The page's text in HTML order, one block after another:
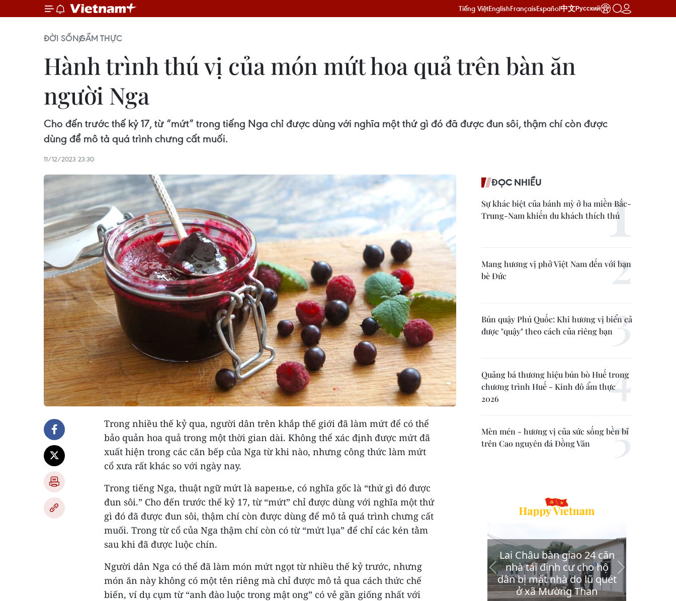
Tiếng ViệtEnglishFrançaisEspañol中文Русский
ĐỜI SỐNGẨM THỰC
Hành trình thú vị của món mứt hoa quả trên bàn ăn
người Nga
Cho đến trước thế kỷ 17, từ “mứt” trong tiếng Nga chỉ được dùng với nghĩa một thứ gì đó đã được đun sôi, thậm chí còn được
dùng để mô tả quá trình chưng cất muối.
11/12/2023 23:30
Trong nhiều thế kỷ qua, người dân trên khắp thế giới đã làm mứt để có thể
bảo quản hoa quả trong một thời gian dài. Không thể xác định được mứt đã
xuất hiện trong các căn bếp của Nga từ khi nào, nhưng công thức làm mứt
cổ xưa rất khác so với ngày nay.
Trong tiếng Nga, thuật ngữ mứt là варенье, có nghĩa gốc là “thứ gì đó được
đun sôi.” Cho đến trước thế kỷ 17, từ “mứt” chỉ được dùng với nghĩa một thứ
gì đó đã được đun sôi, thậm chí còn được dùng để mô tả quá trình chưng cất
muối. Trong từ cổ của Nga thậm chí còn có từ “mứt lụa” để chỉ các kén tằm
sau khi đã được luộc chín.
Người dân Nga có thể đã làm món mứt ngọt từ nhiều thế kỷ trước, nhưng
món ăn này không có một tên riêng mà chỉ được mô tả qua cách thức chế
biến, ví dụ cụm từ “anh đào luộc trong mật ong” có vẻ gần giống nhất với
ĐỌC NHIỀU
Sự khác biệt của bánh mỳ ở ba miền Bắc-
Trung-Nam khiến du khách thích thú
Mang hương vị phở Việt Nam đến với bạn
bè Đức
Bún quậy Phú Quốc: Khi hương vị biển cả
được "quậy" theo cách của riêng bạn
Quảng bá thương hiệu bún bò Huế trong
chương trình Huế - Kinh đô ẩm thực
2026
Mèn mén - hương vị của sức sống bền bỉ
trên Cao nguyên đá Đồng Văn